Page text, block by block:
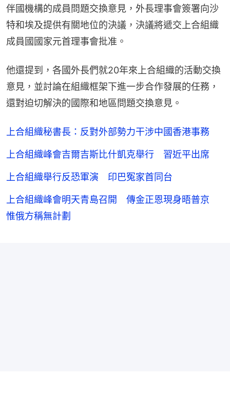
伴國機構的成員問題交換意見，外長理事會簽署向沙
特和埃及提供有關地位的決議，決議將遞交上合組織
成員國國家元首理事會批准。
他還提到，各國外長們就20年來上合組織的活動交換
意見，並討論在組織框架下進一步合作發展的任務，
還對迫切解決的國際和地區問題交換意見。
上合組織秘書長：反對外部勢力干涉中國香港事務
上合組織峰會吉爾吉斯比什凱克舉行 習近平出席
上合組織舉行反恐軍演 印巴冤家首同台
上合組織峰會明天青島召開 傳金正恩現身晤普京
惟俄方稱無計劃